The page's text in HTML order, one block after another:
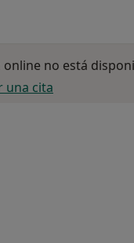
online no está
una cita